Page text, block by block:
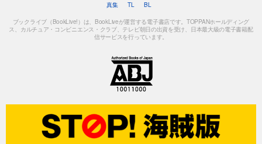
真集
TL BL
ブックライブ（BookLive!）は、BookLiveが運営する電子書店です。TOPPANホールディング
ス、カルチュア・コンビニエンス・クラブ、テレビ朝日の出資を受け、日本最大級の電子書籍配
信サービスを行っています。